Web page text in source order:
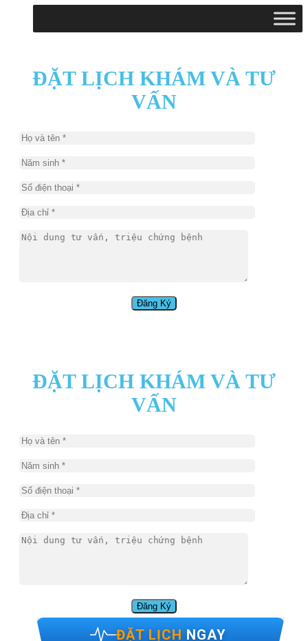
ĐẶT LỊCH KHÁM VÀ TƯ
VẤN
ĐẶT LỊCH KHÁM VÀ TƯ
VẤN
ĐẶT LỊCH NGAY